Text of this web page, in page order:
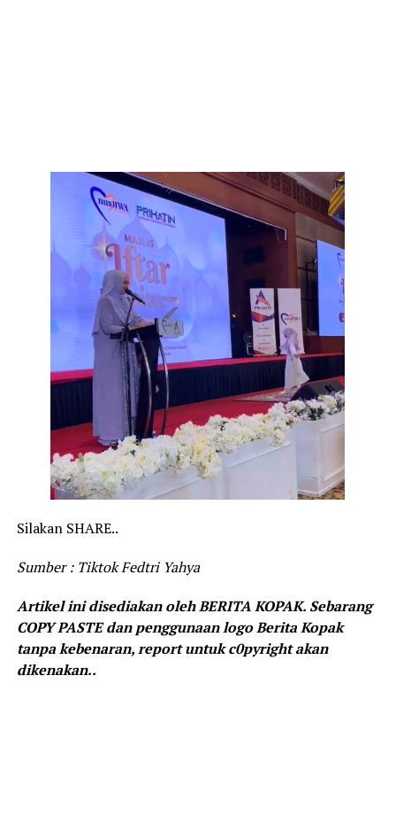
Silakan SHARE..
Sumber : Tiktok Fedtri Yahya
Artikel ini disediakan oleh BERITA KOPAK. Sebarang
COPY PASTE dan penggunaan logo Berita Kopak
tanpa kebenaran, report untuk c0pyright akan
dikenakan..